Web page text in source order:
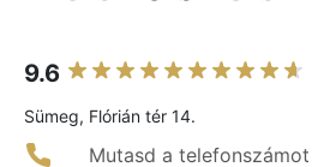
9.6
Sümeg, Flórián tér 14.
Mutasd a telefonszámot